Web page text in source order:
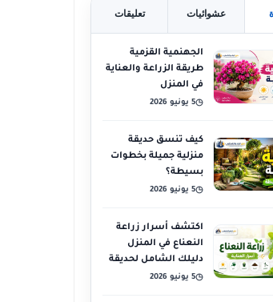
عشوائيات تعليقات
الجهنمية القزمية
طريقة الزراعة والعناية
في المنزل
◷5 يونيو 2026
كيف تنسق حديقة
منزلية جميلة بخطوات
بسيطة؟
◷5 يونيو 2026
اكتشف أسرار زراعة
النعناع في المنزل
دليلك الشامل لحديقة
عطرية
◷5 يونيو 2026